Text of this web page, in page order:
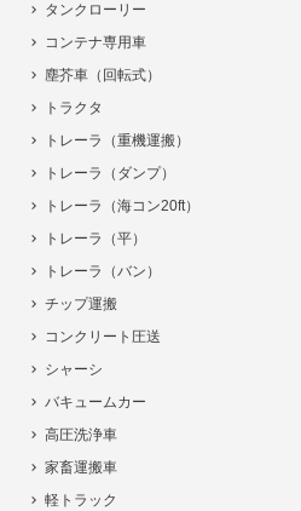
タンクローリー
コンテナ専用車
塵芥車（回転式）
トラクタ
トレーラ（重機運搬）
トレーラ（ダンプ）
トレーラ（海コン20ft）
トレーラ（平）
トレーラ（バン）
チップ運搬
コンクリート圧送
シャーシ
バキュームカー
高圧洗浄車
家畜運搬車
軽トラック